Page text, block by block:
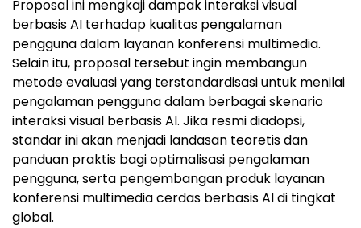
Proposal ini mengkaji dampak interaksi visual
berbasis AI terhadap kualitas pengalaman
pengguna dalam layanan konferensi multimedia.
Selain itu, proposal tersebut ingin membangun
metode evaluasi yang terstandardisasi untuk menilai
pengalaman pengguna dalam berbagai skenario
interaksi visual berbasis AI. Jika resmi diadopsi,
standar ini akan menjadi landasan teoretis dan
panduan praktis bagi optimalisasi pengalaman
pengguna, serta pengembangan produk layanan
konferensi multimedia cerdas berbasis AI di tingkat
global.